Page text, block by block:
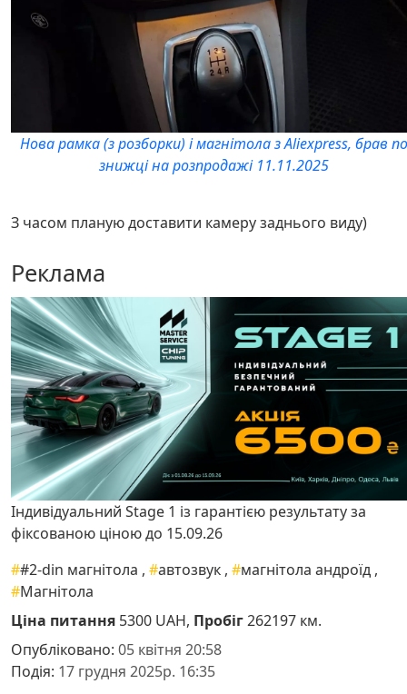
Нова рамка (з розборки) і магнітола з Aliexpress, брав по
знижці на розпродажі 11.11.2025
З часом планую доставити камеру заднього виду)
Реклама
Індивідуальний Stage 1 із гарантією результату за
фіксованою ціною до 15.09.26
##2-din магнітола , #автозвук , #магнітола андроїд ,
#Магнітола
Ціна питання 5300 UAH, Пробіг262197 км.
Опубліковано: 05 квітня 20:58
Подія: 17 грудня 2025р. 16:35